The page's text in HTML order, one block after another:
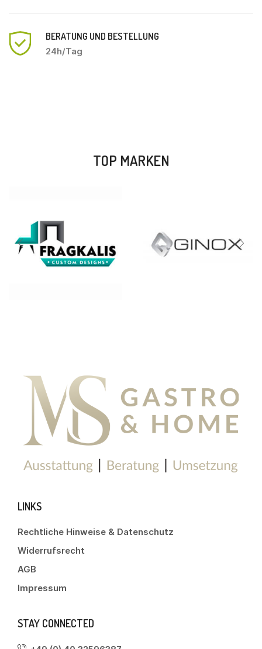
BERATUNG UND BESTELLUNG
24h/Tag
TOP MARKEN
LINKS
Rechtliche Hinweise & Datenschutz
Widerrufsrecht
AGB
Impressum
STAY CONNECTED